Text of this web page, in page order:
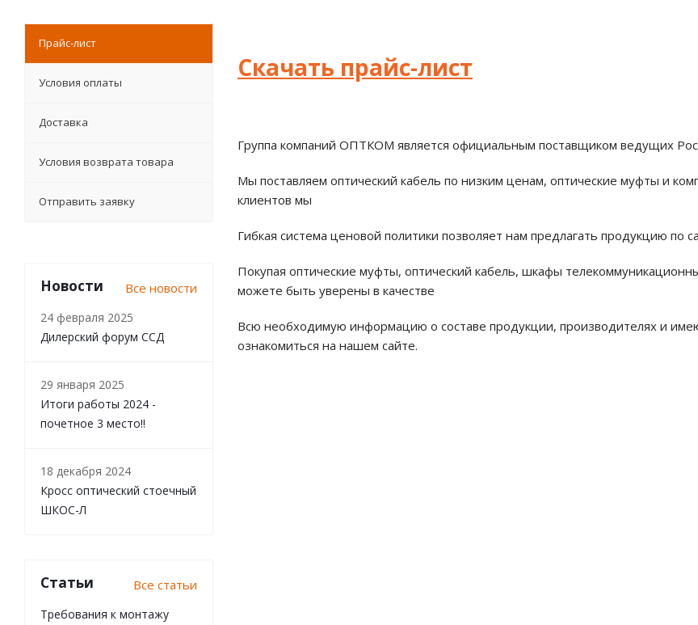
Скачать прайс-лист
Группа компаний ОПТКОМ является официальным поставщиком ведущих
Мы поставляем оптический кабель по низким ценам, оптические муфты и
клиентов мы
Гибкая система ценовой политики позволяет нам предлагать продукцию
Покупая оптические муфты, оптический кабель, шкафы
можете быть уверены в качестве
Всю необходимую информацию о составе продукции, производителях и
ознакомиться на нашем сайте.
Прайс-лист
Условия оплаты
Доставка
Условия возврата товара
Отправить заявку
Новости Все новости
24 февраля 2025
Дилерский форум ССД
29 января 2025
Итоги работы 2024 -
почетное 3 место!!
18 декабря 2024
Кросс оптический стоечный
ШКОС-Л
Статьи Все статьи
Требования к монтажу